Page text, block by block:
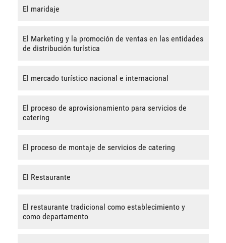
El maridaje
El Marketing y la promoción de ventas en las entidades
de distribución turística
El mercado turístico nacional e internacional
El proceso de aprovisionamiento para servicios de
catering
El proceso de montaje de servicios de catering
El Restaurante
El restaurante tradicional como establecimiento y
como departamento